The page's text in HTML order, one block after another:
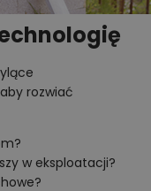
rozwiać
w eksploatacji?